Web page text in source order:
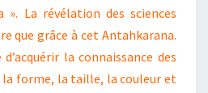
». La révélation des sciences
que grâce à cet Antahkarana.
la connaissance des
forme, la taille, la couleur et